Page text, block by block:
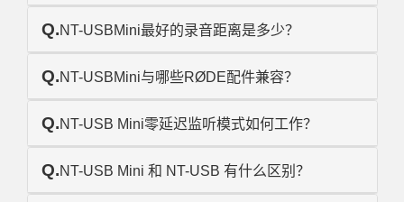
Q.NT-USBMini最好的录音距离是多少？
Q.NT-USBMini与哪些RØDE配件兼容？
Q.NT-USB Mini零延迟监听模式如何工作？
Q.NT-USB Mini 和 NT-USB 有什么区别？